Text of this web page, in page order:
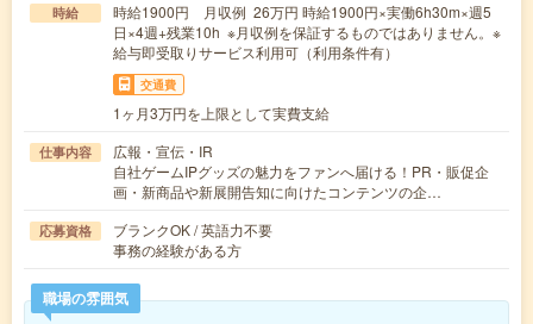
時給
時給1900円 月収例 26万円 時給1900円×実働6h30m×週5
日×4週+残業10h ※月収例を保証するものではありません。※
給与即受取りサービス利用可（利用条件有）
交通費
1ヶ月3万円を上限として実費支給
仕事内容
広報・宣伝・IR
自社ゲームIPグッズの魅力をファンへ届ける！PR・販促企
画・新商品や新展開告知に向けたコンテンツの企…
応募資格
ブランクOK / 英語力不要
事務の経験がある方
職場の雰囲気